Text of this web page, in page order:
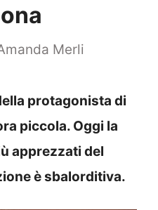
Merli
protagonista di
piccola. Oggi la
apprezzati del
è sbalorditiva.